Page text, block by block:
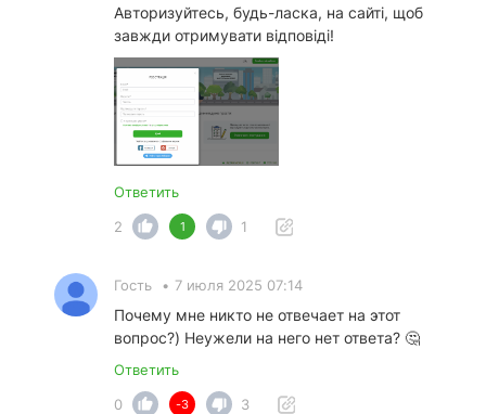
Авторизуйтесь, будь-ласка, на сайті, щоб
завжди отримувати відповіді!
Ответить
2
1 1
Гость • 7 июля 2025 07:14
Почему мне никто не отвечает на этот
вопрос?) Неужели на него нет ответа? 🤔
Ответить
0
-3 3